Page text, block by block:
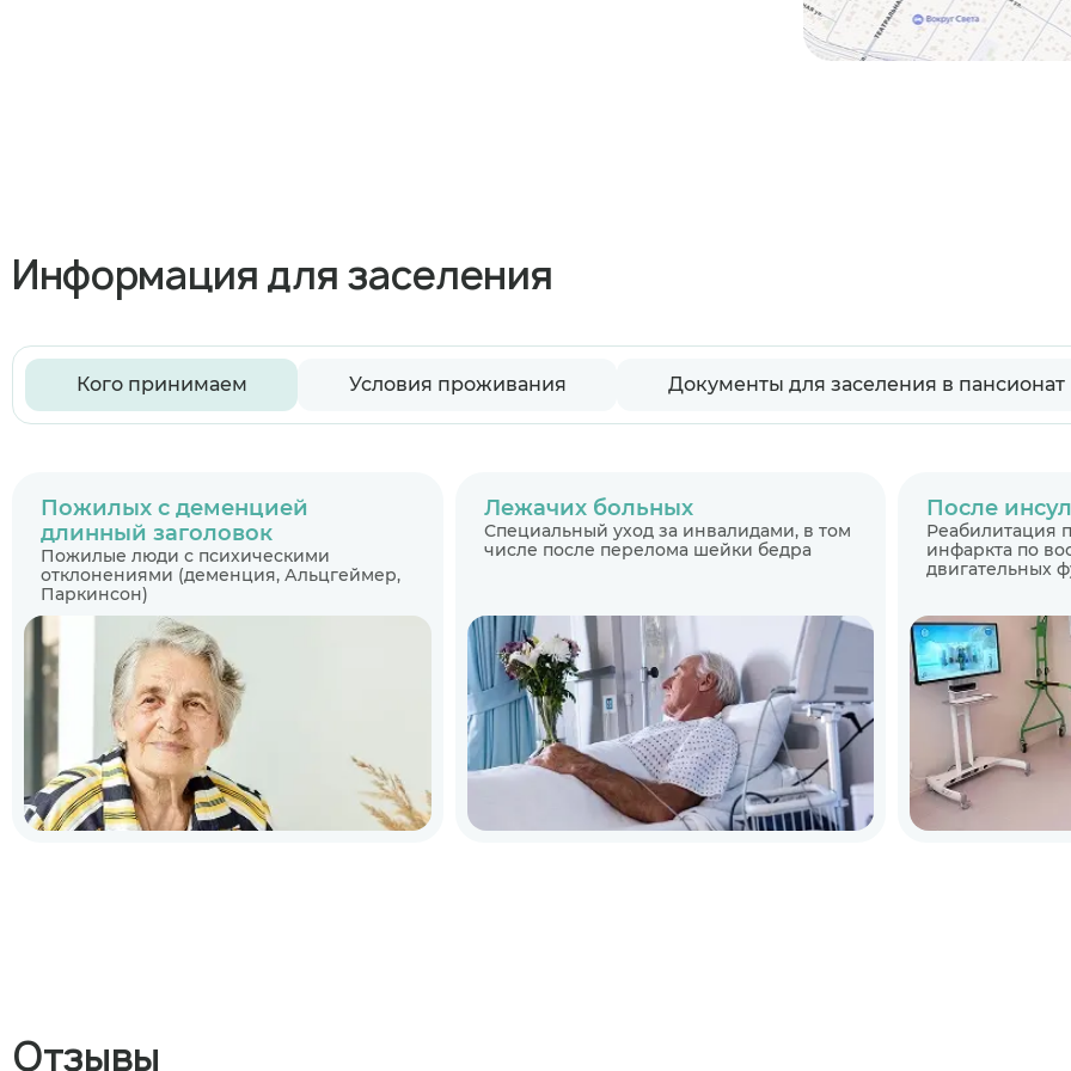
Информация для заселения
Кого принимаем Условия проживания Документы для заселения в пансионат
Пожилых с деменцией
длинный заголовок
Пожилые люди с психическими
отклонениями (деменция, Альцгеймер,
Паркинсон)
Лежачих больных
Специальный уход за инвалидами, в том
числе после перелома шейки бедра
После
Реабилитация
инфаркта по
двигательных
Отзывы